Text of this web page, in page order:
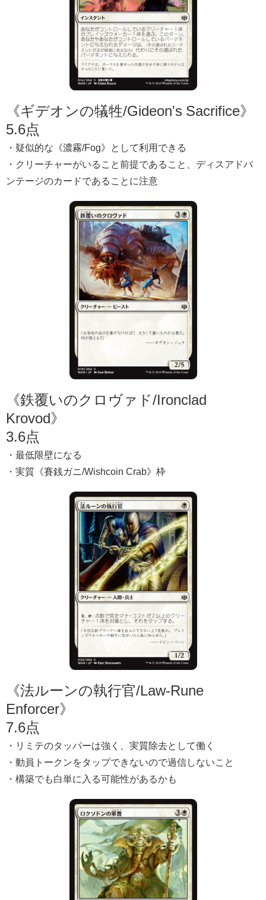
《ギデオンの犠牲/Gideon's Sacrifice》
5.6点
・疑似的な《濃霧/Fog》として利用できる
・クリーチャーがいること前提であること、ディスアドバ
ンテージのカードであることに注意
《鉄覆いのクロヴァド/Ironclad
Krovod》
3.6点
・最低限壁になる
・実質《賽銭ガニ/Wishcoin Crab》枠
《法ルーンの執行官/Law-Rune
Enforcer》
7.6点
・リミテのタッパーは強く、実質除去として働く
・動員トークンをタップできないので過信しないこと
・構築でも白単に入る可能性があるかも